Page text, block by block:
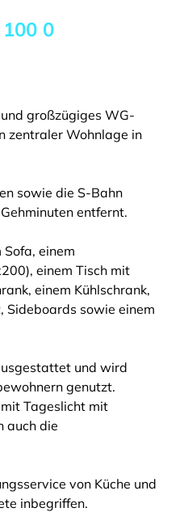
0
großzügiges WG-
zentraler Wohnlage in
sowie die S-Bahn
entfernt.
einem
einem Tisch mit
einem Kühlschrank,
Sideboards sowie einem
und wird
genutzt.
Tageslicht mit
auch die
von Küche und
inbegriffen.